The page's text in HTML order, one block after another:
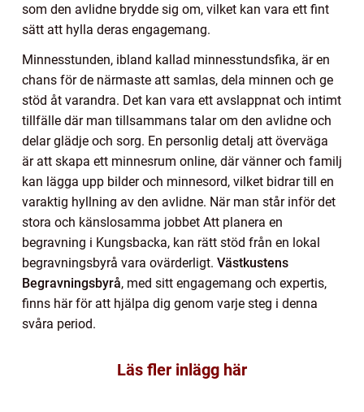
som den avlidne brydde sig om, vilket kan vara ett fint
sätt att hylla deras engagemang.
Minnesstunden, ibland kallad minnesstundsfika, är en
chans för de närmaste att samlas, dela minnen och ge
stöd åt varandra. Det kan vara ett avslappnat och intimt
tillfälle där man tillsammans talar om den avlidne och
delar glädje och sorg. En personlig detalj att överväga
är att skapa ett minnesrum online, där vänner och familj
kan lägga upp bilder och minnesord, vilket bidrar till en
varaktig hyllning av den avlidne. När man står inför det
stora och känslosamma jobbet Att planera en
begravning i Kungsbacka, kan rätt stöd från en lokal
begravningsbyrå vara ovärderligt. Västkustens
Begravningsbyrå, med sitt engagemang och expertis,
finns här för att hjälpa dig genom varje steg i denna
svåra period.
Läs fler inlägg här